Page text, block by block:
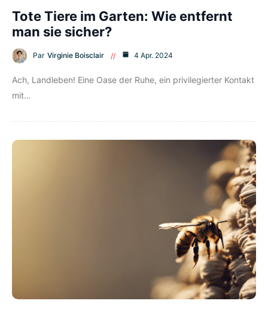
Tote Tiere im Garten: Wie entfernt
man sie sicher?
Par Virginie Boisclair 4 Apr. 2024
Ach, Landleben! Eine Oase der Ruhe, ein privilegierter Kontakt
mit…